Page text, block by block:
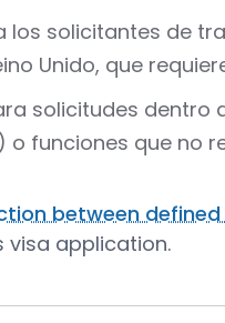
los solicitantes de
Unido, que
solicitudes dentro
o funciones que no
between defined
visa application.